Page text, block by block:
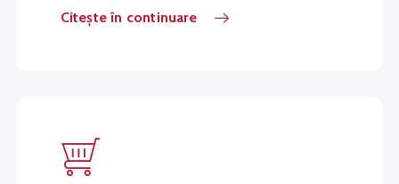
Citește în continuare